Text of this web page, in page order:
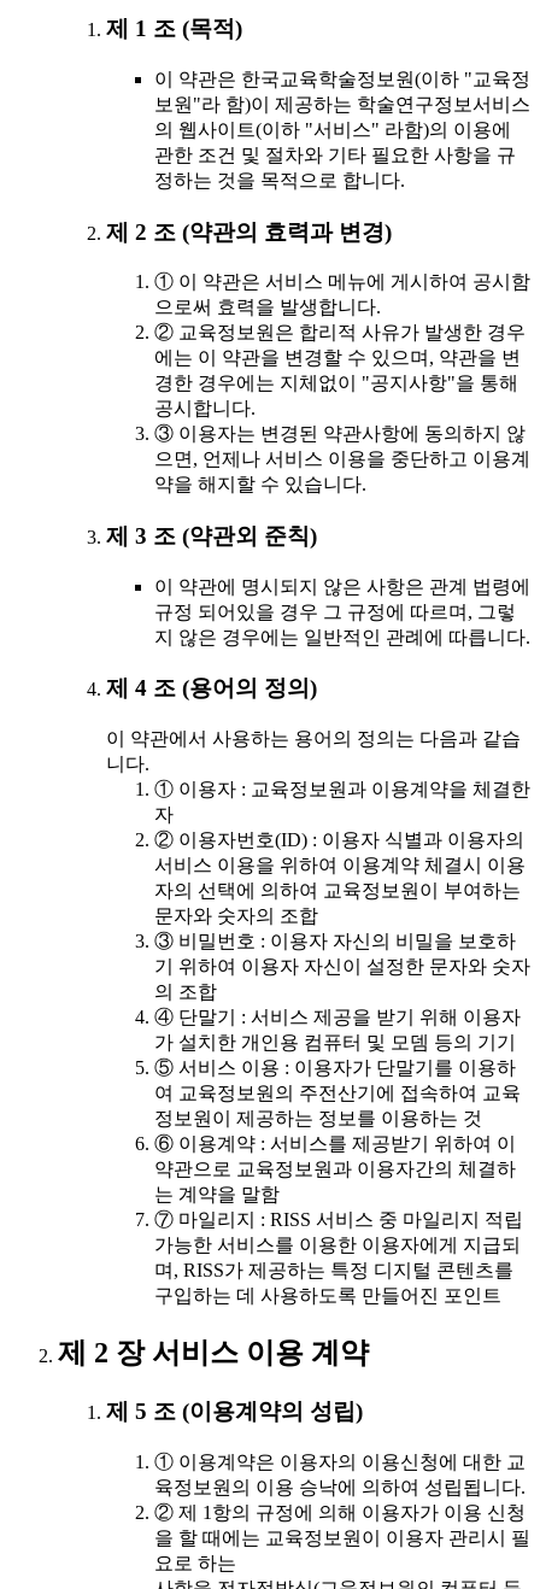
제 1 조 (목적)
이 약관은 한국교육학술정보원(이하 "교육정
보원"라 함)이 제공하는 학술연구정보서비스
의 웹사이트(이하 "서비스" 라함)의 이용에
관한 조건 및 절차와 기타 필요한 사항을 규
정하는 것을 목적으로 합니다.
제 2 조 (약관의 효력과 변경)
① 이 약관은 서비스 메뉴에 게시하여 공시함
으로써 효력을 발생합니다.
② 교육정보원은 합리적 사유가 발생한 경우
에는 이 약관을 변경할 수 있으며, 약관을 변
경한 경우에는 지체없이 "공지사항"을 통해
공시합니다.
③ 이용자는 변경된 약관사항에 동의하지 않
으면, 언제나 서비스 이용을 중단하고 이용계
약을 해지할 수 있습니다.
제 3 조 (약관외 준칙)
이 약관에 명시되지 않은 사항은 관계 법령에
규정 되어있을 경우 그 규정에 따르며, 그렇
지 않은 경우에는 일반적인 관례에 따릅니다.
제 4 조 (용어의 정의)
이 약관에서 사용하는 용어의 정의는 다음과 같습
니다.
① 이용자 : 교육정보원과 이용계약을 체결한
자
② 이용자번호(ID) : 이용자 식별과 이용자의
서비스 이용을 위하여 이용계약 체결시 이용
자의 선택에 의하여 교육정보원이 부여하는
문자와 숫자의 조합
③ 비밀번호 : 이용자 자신의 비밀을 보호하
기 위하여 이용자 자신이 설정한 문자와 숫자
의 조합
④ 단말기 : 서비스 제공을 받기 위해 이용자
가 설치한 개인용 컴퓨터 및 모뎀 등의 기기
⑤ 서비스 이용 : 이용자가 단말기를 이용하
여 교육정보원의 주전산기에 접속하여 교육
정보원이 제공하는 정보를 이용하는 것
⑥ 이용계약 : 서비스를 제공받기 위하여 이
약관으로 교육정보원과 이용자간의 체결하
는 계약을 말함
⑦ 마일리지 : RISS 서비스 중 마일리지 적립
가능한 서비스를 이용한 이용자에게 지급되
며, RISS가 제공하는 특정 디지털 콘텐츠를
구입하는 데 사용하도록 만들어진 포인트
제 2 장 서비스 이용 계약
제 5 조 (이용계약의 성립)
① 이용계약은 이용자의 이용신청에 대한 교
육정보원의 이용 승낙에 의하여 성립됩니다.
② 제 1항의 규정에 의해 이용자가 이용 신청
을 할 때에는 교육정보원이 이용자 관리시 필
요로 하는